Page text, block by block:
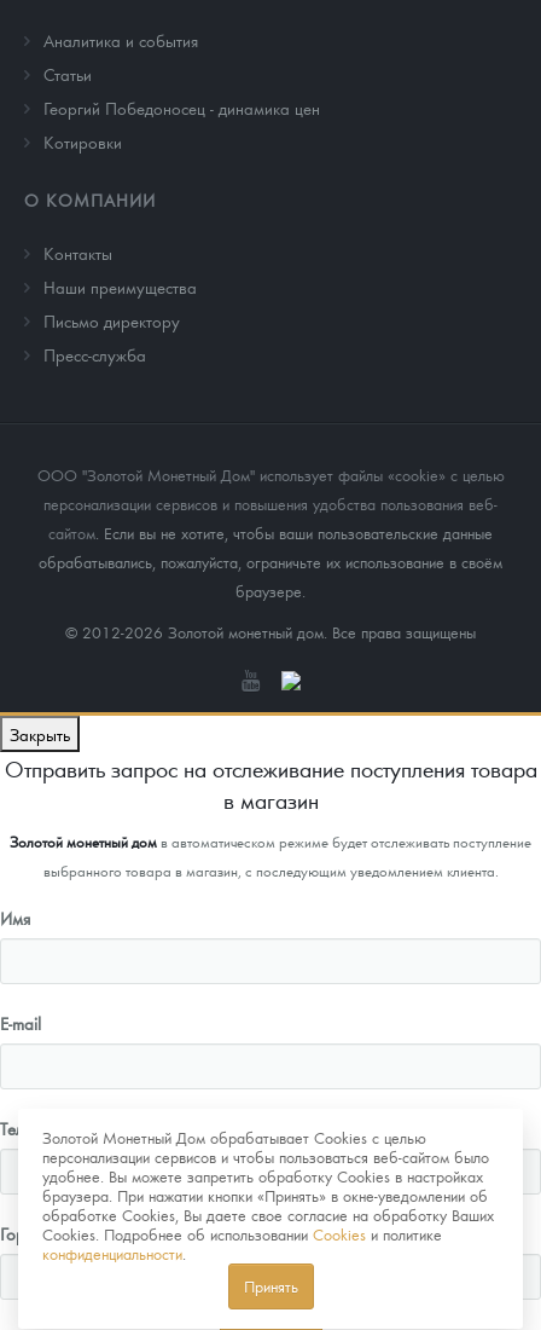
Аналитика и события
Cтатьи
Георгий Победоносец - динамика цен
Котировки
О КОМПАНИИ
Контакты
Наши преимущества
Письмо директору
Пресс-служба
ООО "Золотой Монетный Дом" использует файлы «cookie» с целью
персонализации сервисов и повышения удобства пользования веб-
сайтом. Если вы не хотите, чтобы ваши пользовательские данные
обрабатывались, пожалуйста, ограничьте их использование в своём
браузере.
© 2012-2026 Золотой монетный дом. Все права защищены
Золотой Монетный Дом обрабатывает Cookies с целью
персонализации сервисов и чтобы пользоваться веб-сайтом было
удобнее. Вы можете запретить обработку Cookies в настройках
браузера. При нажатии кнопки «Принять» в окне-уведомлении об
обработке Cookies, Вы даете свое согласие на обработку Ваших
Cookies. Подробнее об использовании Cookies и политике
конфиденциальности
Принять
Закрыть
Отправить запрос на отслеживание поступления товара
в магазин
Золотой монетный домв автоматическом режиме будет отслеживать поступление
выбранного товара в магазин, с последующим уведомлением клиента.
Имя
E-mail
Телефон
Город